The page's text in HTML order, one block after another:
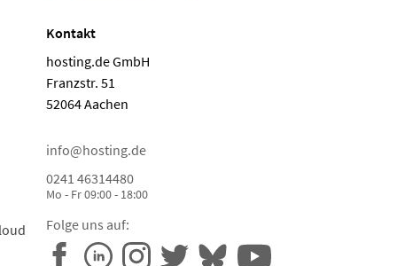
Kontakt
hosting.de GmbH
Franzstr. 51
52064 Aachen
info@hosting.de
0241 46314480
Mo - Fr 09:00 - 18:00
Folge uns auf: